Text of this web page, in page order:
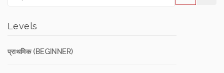
Levels
प्राथमिक (BEGINNER)